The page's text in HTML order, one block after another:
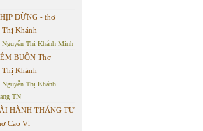
DỪNG - thơ
Thị Khánh
Nguyễn Thị Khánh Minh
BUỒN Thơ
Thị Khánh
Nguyễn Thị Khánh
TN
HÀNH THÁNG TƯ
Cao Vị